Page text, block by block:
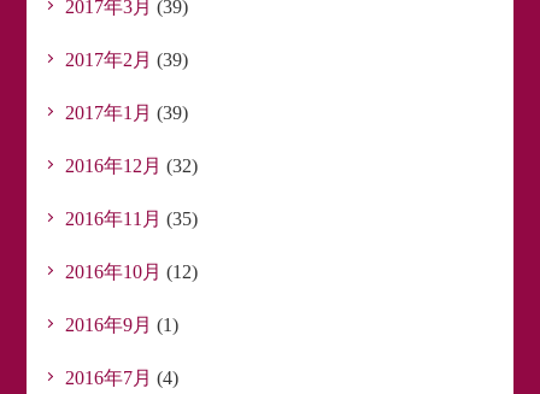
2017年3月 (39)
2017年2月 (39)
2017年1月 (39)
2016年12月 (32)
2016年11月 (35)
2016年10月 (12)
2016年9月 (1)
2016年7月 (4)